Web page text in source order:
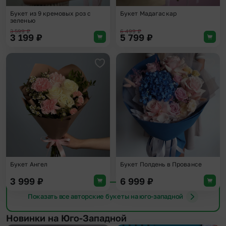
Букет из 9 кремовых роз с
зеленью
3 599₽
3 199 ₽
Букет Мадагаскар
6 499₽
5 799 ₽
Добавить в избранное
Букет Ангел
3 999 ₽
Букет Полдень в Провансе
6 999 ₽
Показать все авторские букеты на юго-западной
Новинки на Юго-Западной